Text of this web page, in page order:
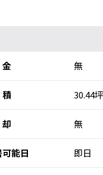
無
30.44
無
可能日 即日